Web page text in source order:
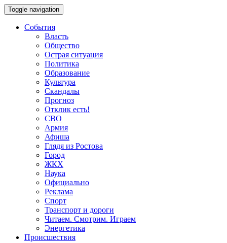
Toggle navigation
События
Власть
Общество
Острая ситуация
Политика
Образование
Культура
Скандалы
Прогноз
Отклик есть!
СВО
Армия
Афиша
Глядя из Ростова
Город
ЖКХ
Наука
Официально
Реклама
Спорт
Транспорт и дороги
Читаем. Смотрим. Играем
Энергетика
Происшествия